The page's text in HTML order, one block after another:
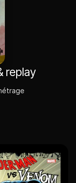
replay